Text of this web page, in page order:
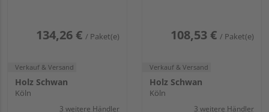
134,26 € / Paket(e)
Verkauf & Versand
Holz Schwan
Köln
3 weitere Händler
108,53 € / Paket(e)
Verkauf & Versand
Holz Schwan
Köln
3 weitere Händler